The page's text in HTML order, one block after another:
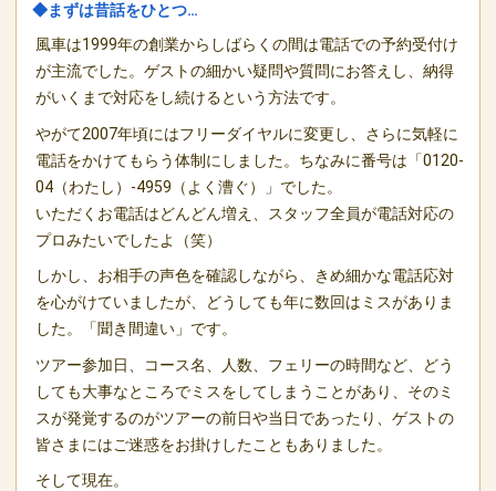
◆まずは昔話をひとつ…
風車は1999年の創業からしばらくの間は電話での予約受付け
が主流でした。ゲストの細かい疑問や質問にお答えし、納得
がいくまで対応をし続けるという方法です。
やがて2007年頃にはフリーダイヤルに変更し、さらに気軽に
電話をかけてもらう体制にしました。ちなみに番号は「0120-
04（わたし）-4959（よく漕ぐ）」でした。
いただくお電話はどんどん増え、スタッフ全員が電話対応の
プロみたいでしたよ（笑）
しかし、お相手の声色を確認しながら、きめ細かな電話応対
を心がけていましたが、どうしても年に数回はミスがありま
した。「聞き間違い」です。
ツアー参加日、コース名、人数、フェリーの時間など、どう
しても大事なところでミスをしてしまうことがあり、そのミ
スが発覚するのがツアーの前日や当日であったり、ゲストの
皆さまにはご迷惑をお掛けしたこともありました。
そして現在。